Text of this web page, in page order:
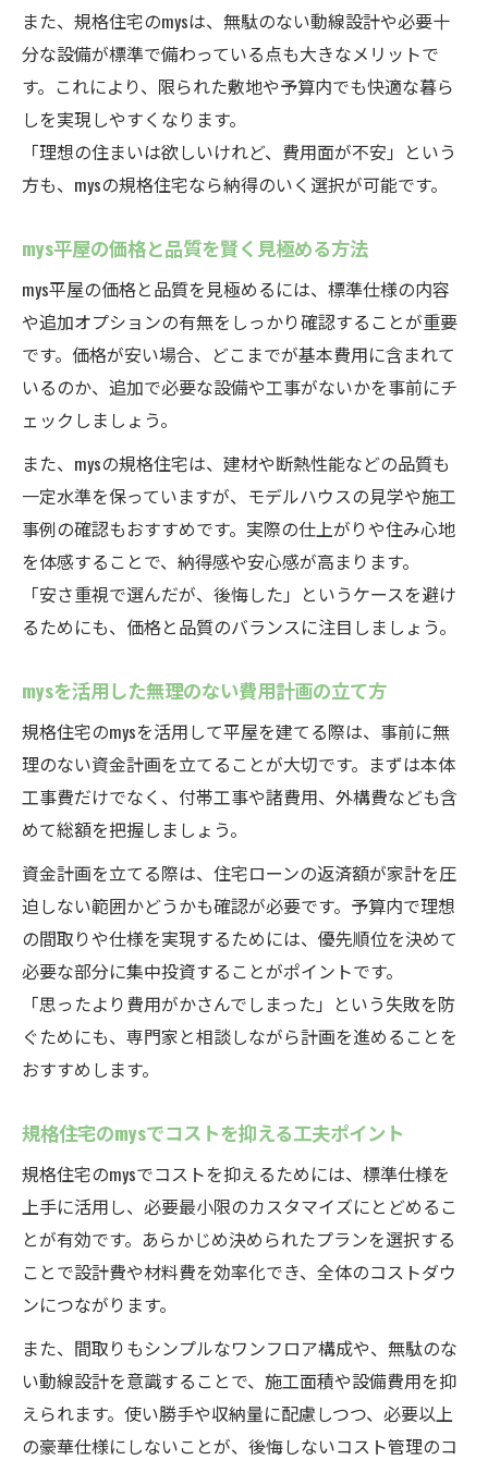
また、規格住宅のmysは、無駄のない動線設計や必要十
分な設備が標準で備わっている点も大きなメリットで
す。これにより、限られた敷地や予算内でも快適な暮ら
しを実現しやすくなります。
「理想の住まいは欲しいけれど、費用面が不安」という
方も、mysの規格住宅なら納得のいく選択が可能です。
mys平屋の価格と品質を賢く見極める方法
mys平屋の価格と品質を見極めるには、標準仕様の内容
や追加オプションの有無をしっかり確認することが重要
です。価格が安い場合、どこまでが基本費用に含まれて
いるのか、追加で必要な設備や工事がないかを事前にチ
ェックしましょう。
また、mysの規格住宅は、建材や断熱性能などの品質も
一定水準を保っていますが、モデルハウスの見学や施工
事例の確認もおすすめです。実際の仕上がりや住み心地
を体感することで、納得感や安心感が高まります。
「安さ重視で選んだが、後悔した」というケースを避け
るためにも、価格と品質のバランスに注目しましょう。
mysを活用した無理のない費用計画の立て方
規格住宅のmysを活用して平屋を建てる際は、事前に無
理のない資金計画を立てることが大切です。まずは本体
工事費だけでなく、付帯工事や諸費用、外構費なども含
めて総額を把握しましょう。
資金計画を立てる際は、住宅ローンの返済額が家計を圧
迫しない範囲かどうかも確認が必要です。予算内で理想
の間取りや仕様を実現するためには、優先順位を決めて
必要な部分に集中投資することがポイントです。
「思ったより費用がかさんでしまった」という失敗を防
ぐためにも、専門家と相談しながら計画を進めることを
おすすめします。
規格住宅のmysでコストを抑える工夫ポイント
規格住宅のmysでコストを抑えるためには、標準仕様を
上手に活用し、必要最小限のカスタマイズにとどめるこ
とが有効です。あらかじめ決められたプランを選択する
ことで設計費や材料費を効率化でき、全体のコストダウ
ンにつながります。
また、間取りもシンプルなワンフロア構成や、無駄のな
い動線設計を意識することで、施工面積や設備費用を抑
えられます。使い勝手や収納量に配慮しつつ、必要以上
の豪華仕様にしないことが、後悔しないコスト管理のコ